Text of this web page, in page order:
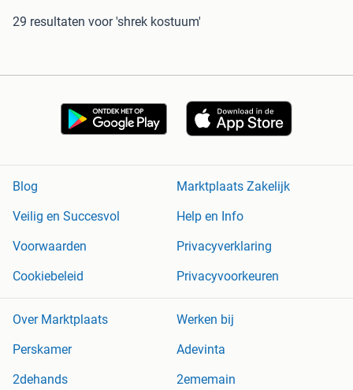
29 resultaten voor 'shrek kostuum'
Blog
Marktplaats Zakelijk
Veilig en Succesvol
Help en Info
Voorwaarden
Privacyverklaring
Cookiebeleid
Privacyvoorkeuren
Over Marktplaats
Werken bij
Perskamer
Adevinta
2dehands
2ememain